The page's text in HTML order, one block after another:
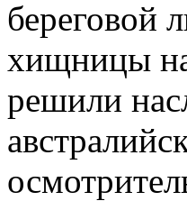
береговой
хищницы
решили